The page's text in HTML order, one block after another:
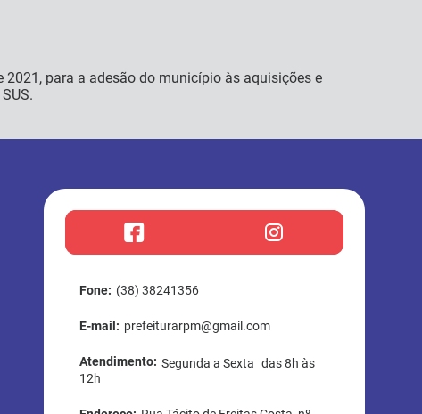
para a adesão do município às aquisições e
f
a
b
o
i
n
r
m
Fone: (38) 38241356
E-mail: prefeiturarpm@gmail.com
Atendimento: Segunda a Sexta das 8h às
12h